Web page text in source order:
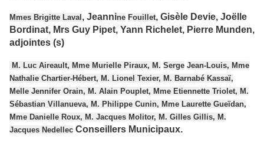
Mmes Brigitte Laval , Jeannine Fouillet, Gisèle Devie, Joëlle
Bordinat, Mrs Guy Pipet, Yann Richelet, Pierre Munden,
adjointes (s)
M. Luc Aireault, Mme Murielle Piraux, M. Serge Jean-Louis, Mme
Nathalie Chartier-Hébert, M. Lione l Texier, M. Barnabé Kassaï,
Melle Jennifer Orain, M. Alain Pouplet, Mme Etiennette Triolet, M.
Sébastian Villanueva, M. Philippe Cunin, Mme Laurette Gueïdan,
Mme Danielle Roux, M. Jacques Molitor, M. Gilles Gillis, M.
Jacques Nedellec Conseillers Municipaux.